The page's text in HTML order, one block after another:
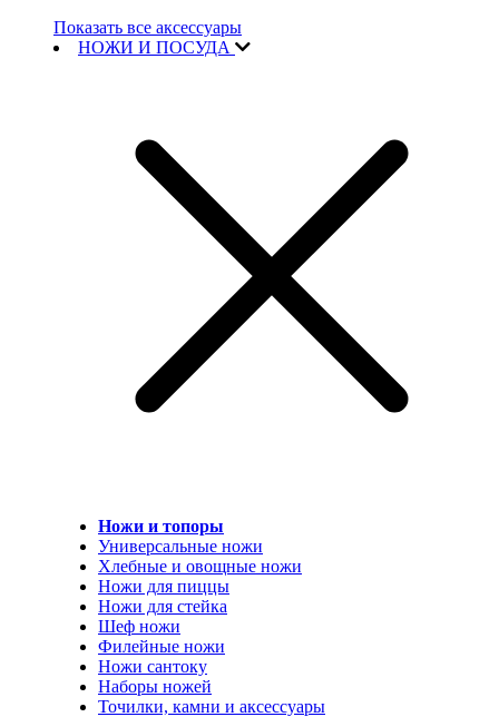
Показать все аксессуары
НОЖИ И ПОСУДА
Ножи и топоры
Универсальные ножи
Хлебные и овощные ножи
Ножи для пиццы
Ножи для стейка
Шеф ножи
Филейные ножи
Ножи сантоку
Наборы ножей
Точилки, камни и аксессуары